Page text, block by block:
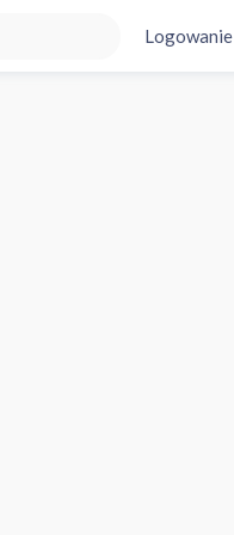
Logowanie